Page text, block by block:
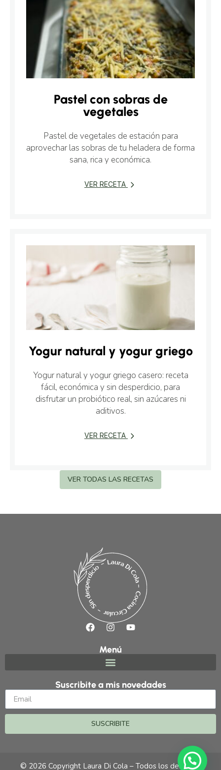
Pastel con sobras de
vegetales
Pastel de vegetales de estación para
aprovechar las sobras de tu heladera de forma
sana, rica y económica.
VER RECETA
Yogur natural y yogur griego
Yogur natural y yogur griego casero: receta
fácil, económica y sin desperdicio, para
disfrutar un probiótico real, sin azúcares ni
aditivos.
VER RECETA
VER TODAS LAS RECETAS
Menú
Suscribite a mis novedades
SUSCRIBITE
© 2026 Copyright Laura Di Cola – Todos los derechos